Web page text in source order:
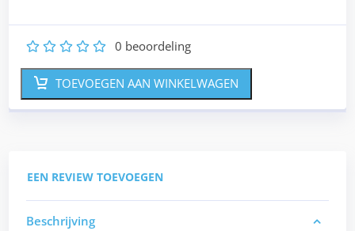
5
4
3
2 0 beoordeling
TOEVOEGEN AAN WINKELWAGEN
EEN REVIEW TOEVOEGEN
Beschrijving